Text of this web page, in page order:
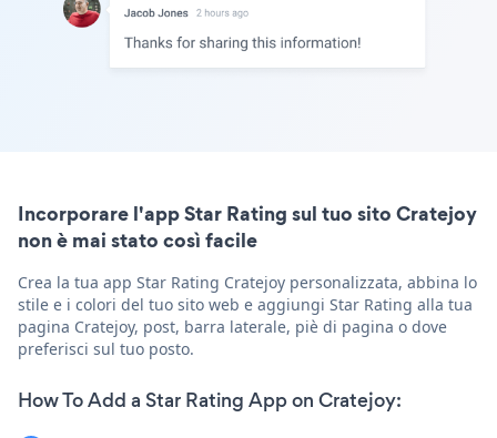
Incorporare l'app Star Rating sul tuo sito Cratejoy
non è mai stato così facile
Crea la tua app Star Rating Cratejoy personalizzata, abbina lo
stile e i colori del tuo sito web e aggiungi Star Rating alla tua
pagina Cratejoy, post, barra laterale, piè di pagina o dove
preferisci sul tuo posto.
How To Add a Star Rating App on Cratejoy: